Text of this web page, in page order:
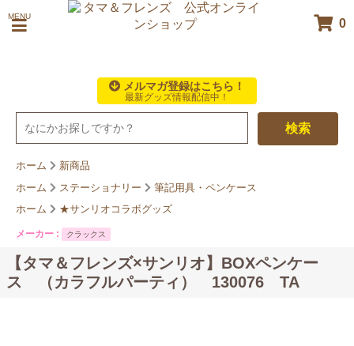
MENU
0
メルマガ登録はこちら！
最新グッズ情報配信中！
検索
ホーム
新商品
ホーム
ステーショナリー
筆記用具・ペンケース
ホーム
★サンリオコラボグッズ
メーカー : クラックス
【タマ＆フレンズ×サンリオ】BOXペンケー
ス （カラフルパーティ） 130076 TA